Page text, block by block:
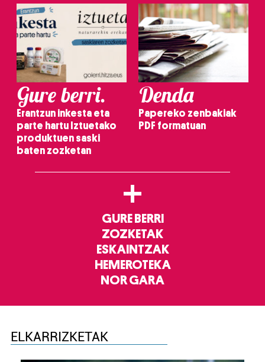
Gure berri.
Erantzun inkesta eta
parte hartu Iztuetako
produktuen saski
baten zozketan
Denda
Papereko zenbakiak
PDF formatuan
+
GURE BERRI
ZOZKETAK
ESKAINTZAK
HEMEROTEKA
NOR GARA
ELKARRIZKETAK